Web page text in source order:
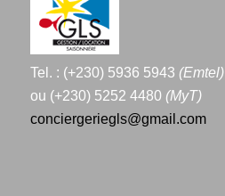
Tel. : (+230) 5936 5943 (Emtel)
ou (+230) 5252 4480 (MyT)
conciergeriegls@gmail.com